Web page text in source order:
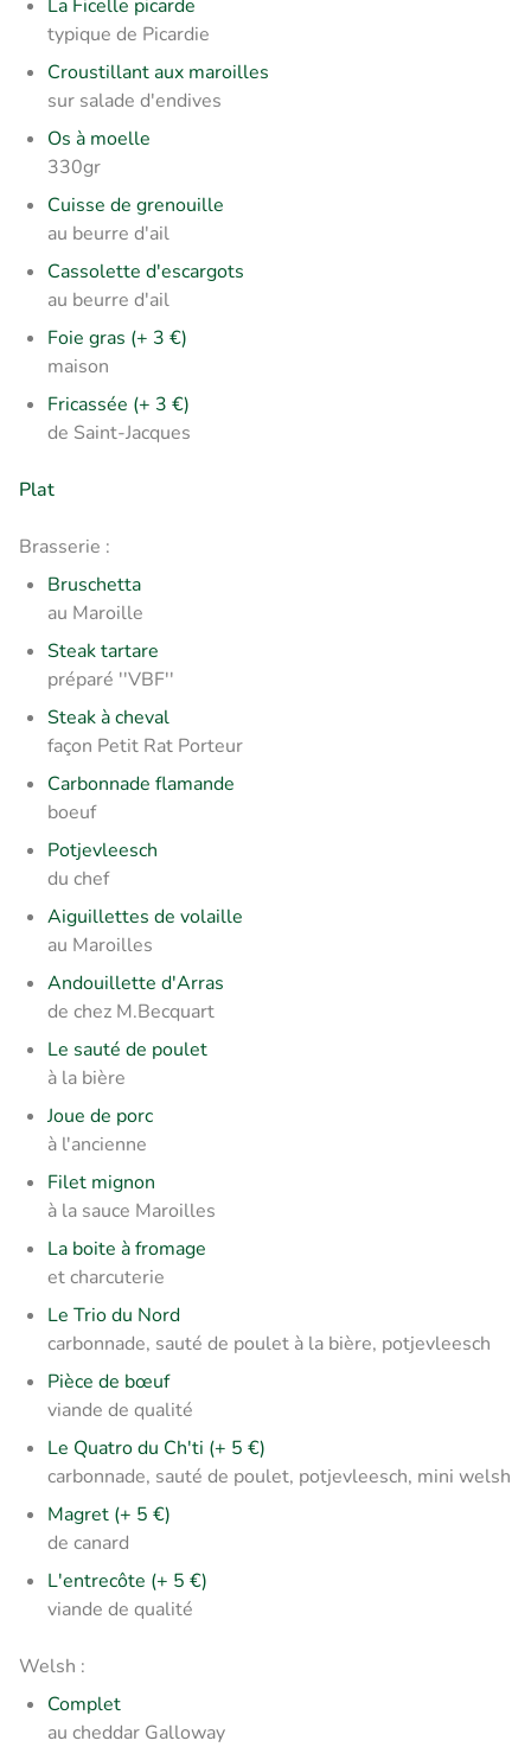
La Ficelle picarde
typique de Picardie
Croustillant aux maroilles
sur salade d'endives
Os à moelle
330gr
Cuisse de grenouille
au beurre d'ail
Cassolette d'escargots
au beurre d'ail
Foie gras (+ 3 €)
maison
Fricassée (+ 3 €)
de Saint-Jacques
Plat
Brasserie :
Bruschetta
au Maroille
Steak tartare
préparé ''VBF''
Steak à cheval
façon Petit Rat Porteur
Carbonnade flamande
boeuf
Potjevleesch
du chef
Aiguillettes de volaille
au Maroilles
Andouillette d'Arras
de chez M.Becquart
Le sauté de poulet
à la bière
Joue de porc
à l'ancienne
Filet mignon
à la sauce Maroilles
La boite à fromage
et charcuterie
Le Trio du Nord
carbonnade, sauté de poulet à la bière, potjevleesch
Pièce de bœuf
viande de qualité
Le Quatro du Ch'ti (+ 5 €)
carbonnade, sauté de poulet, potjevleesch, mini welsh
Magret (+ 5 €)
de canard
L'entrecôte (+ 5 €)
viande de qualité
Welsh :
Complet
au cheddar Galloway